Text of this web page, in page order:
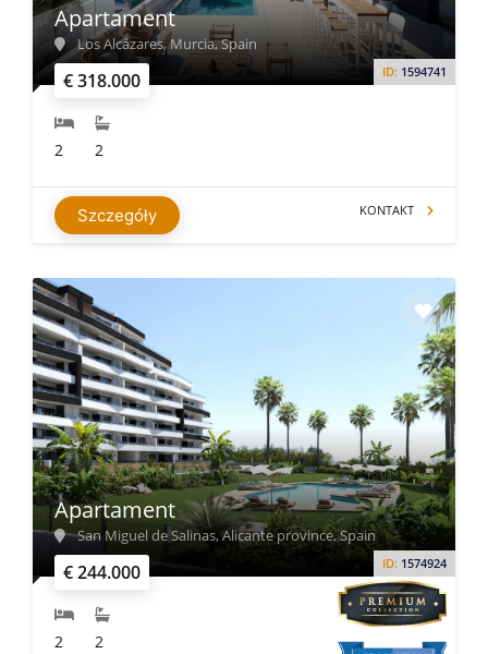
€ 318.000 ID: 1594741
Apartament
Los Alcázares, Murcia, Spain
2 2
Szczegóły KONTAKT
€ 244.000 ID: 1574924
Apartament
San Miguel de Salinas, Alicante province, Spain
2 2